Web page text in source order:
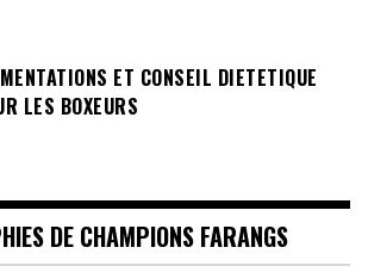
ET CONSEIL DIETETIQUE
LES BOXEURS
DE CHAMPIONS FARANGS